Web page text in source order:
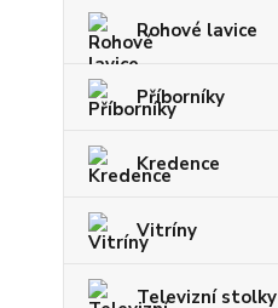
Rohové lavice
Příborníky
Kredence
Vitríny
Televizní stolky